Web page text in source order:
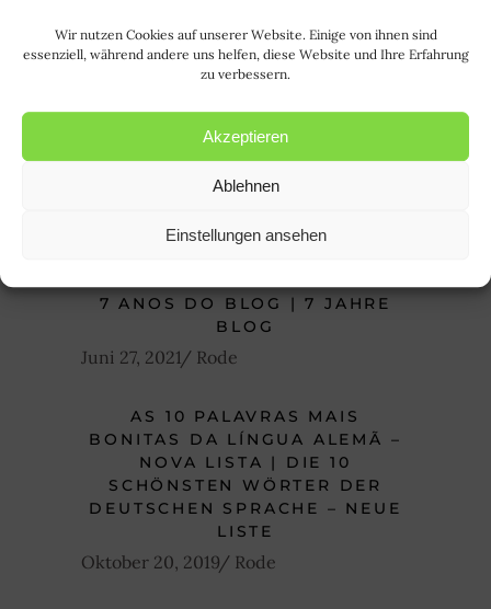
Wir nutzen Cookies auf unserer Website. Einige von ihnen sind
essenziell, während andere uns helfen, diese Website und Ihre Erfahrung
zu verbessern.
Akzeptieren
Ablehnen
Einstellungen ansehen
7 ANOS DO BLOG | 7 JAHRE
BLOG
Juni 27, 2021 Rode
AS 10 PALAVRAS MAIS
BONITAS DA LÍNGUA ALEMÃ –
NOVA LISTA | DIE 10
SCHÖNSTEN WÖRTER DER
DEUTSCHEN SPRACHE – NEUE
LISTE
Oktober 20, 2019 Rode